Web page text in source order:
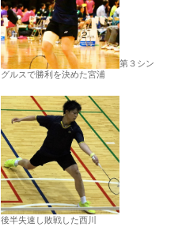
第３シン
グルスで勝利を決めた宮浦
後半失速し敗戦した西川